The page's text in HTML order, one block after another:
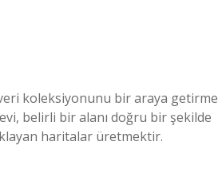
koleksiyonunu bir araya getirme
belirli bir alanı doğru bir şekilde
haritalar üretmektir.